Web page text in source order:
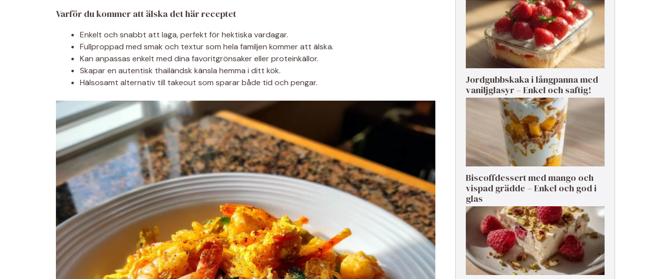
Varför du kommer att älska det här receptet
Enkelt och snabbt att laga, perfekt för hektiska vardagar.
Fullproppad med smak och textur som hela familjen kommer att älska.
Kan anpassas enkelt med dina favoritgrönsaker eller proteinkällor.
Skapar en autentisk thailändsk känsla hemma i ditt kök.
Hälsosamt alternativ till takeout som sparar både tid och pengar.
Jordgubbskaka i långpanna med
vaniljglasyr – Enkel och saftig!
Biscoffdessert med mango och
vispad grädde – Enkel och god i
glas